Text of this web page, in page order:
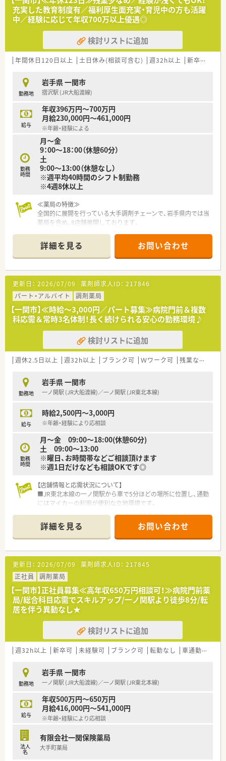
す。
■人物重視の採用を行っており年齢や経験に不安がある方でも
積極的に検討していただける受け入れ幅の広い風通しの良い職
場です。
■周囲のスタッフと連携しながら患者様に寄り添った丁寧な対
応ができるコミュニケーション能力の高い方を歓迎しておりま
す。
【法人特徴について】
■岩手県を中心に40店舗以上を展開しており地域に根ざしたか
かりつけ機能として事業を展開している地元密着型の企業で
す。
■患者様の求めるものに合わせて地域生活に溶け込み親しみを
持っていただける明るく和やかな空間づくりをモットーとして
います。
■東北地方の調剤業界でいち早く国際的な品質保証規格を取得
するなど常にサービスの向上に努めている信頼性の高い企業で
す。
【求人情報について】
■正社員としての募集であり調剤や監査および服薬指導といっ
す。
■年収はこれまでのご経験や年齢などを考慮して448万円から
最高700万円の間で決定されるため収入アップも目指せます。
役職手当や通勤手当など各種手当も充実している環境です。
充実した教育制度有／福利厚生面充実・育児中の方も活躍
中／経験に応じて年収700万以上優遇◎
検討リストに追加
年間休日120日以上 土日休み(相談可含む) 週32h以上 新卒可
勤務地
岩手県 一関市
摺沢駅 (JR大船渡線)
給与
年収396万円～700万円
月給230,000円～461,000円
※年齢・経験による
勤務
時間
月～金
9：00～18：00（休憩60分）
土
9:00～13:00（休憩なし）
※週平均40時間のシフト制勤務
※4週8休以上
≪薬局の特徴≫
全国的に展開を行っている大手調剤チェーンで、岩手県内では当
薬局を含め、8店舗展開しております。
ている薬局です。また、在宅医療にも積極的に取り組んでいるた
め、在宅医療のご経験がなくてもご興味がある方は、ぜひご応募
ください！
≪業務内容≫
調剤・監査・服薬指導をメインに行ってもらい、ご経験やご希望次
第で在宅医療にも携わっていただきます。
≪充実の制度①≫
『プラチナくるみんマーク』や『えるぼしマーク』を取得してお
り、1日2回以内、1回30分の育児時間（有給）や、看護休暇、時短勤
務、育児助成金など育児にも理解のある薬局です。そのため、子
育て中の薬剤師さんもご活躍いただけるため、おすすめです。
また、独自の休暇制度をとっており、連続5日休暇を取得できる
休暇などがあるため、年間休日123日としっかり休めます。
≪充実の制度②≫
修、カフェテリア研修、学術大会、新入社員研修（5か月）など経験
が浅くても充実している研修制度で、今後のキャリアプランをバ
詳細を見る お問い合わせ
更新日： 2026/07/09 薬剤師求人ID： 217846
パート・アルバイト
調剤薬局
【一関市】≪時給～3,000円／パート募集≫病院門前＆複数
科応需＆常時3名体制！長く続けられる安心の勤務環境♪
検討リストに追加
週休2.5日以上 週32h以上 ブランク可 Ｗワーク可 残業なし(ほぼなし含む)
勤務地
岩手県 一関市
一ノ関駅 (JR大船渡線)／一ノ関駅 (JR東北本線)
給与
時給2,500円～3,000円
※年齢・経験により応相談
勤務
時間
月〜金 09:00～18:00(休憩60分)
土 09:00〜13:00
※曜日、お時間帯などご相談頂けます
※週1日だけなども相談OKです◎
【店舗情報と応需状況について】
■JR東北本線の一ノ関駅から車で5分ほどの場所に位置し、通勤
にはマイカーの利用が便利な立地環境です。
を1日平均80枚ほど応需している店舗です。
■常勤の薬剤師が3名在籍しており、事務スタッフとも連携しな
がら円滑に業務を進めている安心の体制です。
【法人特徴について】
■市内に3店舗を展開し、地域医療に深く根差した薬局運営を行
っている安定性の高い企業です。
■30代から40代の社員が中心となり、活気ある雰囲気の中で新
しい取り組みにも積極的です。
■医師会や薬剤師会との連携が強く、在宅医療への対応など地域
での役割を重視しています。
【求人情報について】
■曜日・時間も柔軟に相談可！週1日からでも勤務OKのパート求
人です。
ワークバランス重視の方にもおすすめです。
■近隣店舗との連携が取れているため、有給休暇やお休みが取り
やすく働きやすい環境が魅力です♪
詳細を見る お問い合わせ
更新日： 2026/07/09 薬剤師求人ID： 217845
正社員
調剤薬局
【一関市】正社員募集≪高年収650万円相談可！≫病院門前薬
局/総合科目応需でスキルアップ/一ノ関駅より徒歩8分/転
居を伴う異動なし★
検討リストに追加
週32h以上 新卒可 未経験可 ブランク可 転勤なし 車通勤可
勤務地
岩手県 一関市
一ノ関駅 (JR大船渡線)／一ノ関駅 (JR東北本線)
給与
年収500万円～650万円
月給416,000円～541,000円
※年齢・経験により応相談
法人
名
有限会社一関保険薬局
大手町薬局